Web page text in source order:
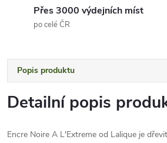
Přes 3000 výdejních míst
po celé ČR
Popis produktu
Detailní popis
Encre Noire A L'Extreme od Lalique je